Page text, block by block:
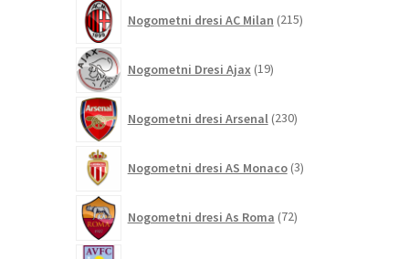
Nogometni dresi AC Milan 215izdelkov
Nogometni Dresi Ajax 19izdelkov
Nogometni dresi Arsenal 230izdelkov
Nogometni dresi AS Monaco 3izdelki
Nogometni dresi As Roma 72izdelkov